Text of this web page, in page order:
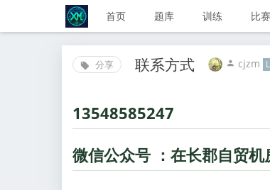
首页 题库 训练 比赛
分享 联系方式 cjzm
13548585247
微信公众号 ：在长郡自贸机